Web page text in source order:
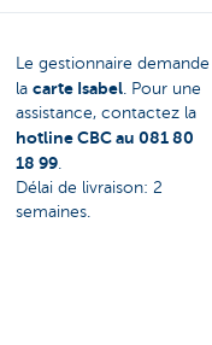
Le gestionnaire demande
la carte Isabel . Pour une
assistance, contactez la
hotline CBC au 081 80
18 99
Délai de livraison: 2
semaines.